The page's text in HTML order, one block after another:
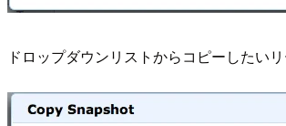
ドロップダウンリストからコピーしたい